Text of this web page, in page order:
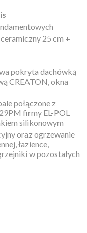
25 cm +
pokryta dachówką
CREATON, okna
połączone z
firmy EL-POL
silikonowym
oraz ogrzewanie
łazience,
w pozostałych